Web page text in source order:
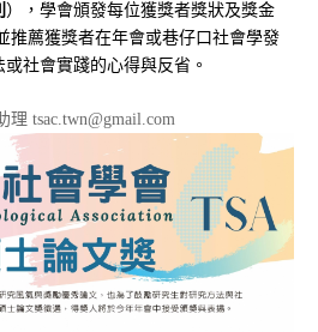
），學會頒發每位獲獎者獎狀及獎金
推薦獲獎者在年會或巷仔口社會學發
社會實踐的心得與反省。
理 tsac.twn@gmail.com